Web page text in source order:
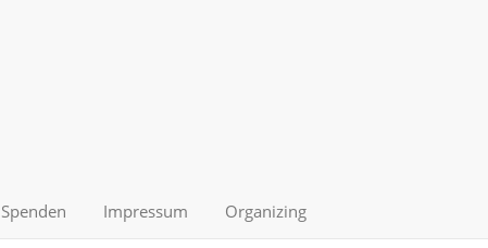
Spenden Impressum Organizing